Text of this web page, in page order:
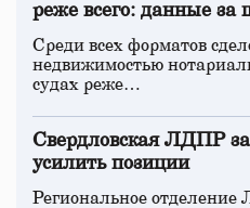
реже всего: данные за
Среди всех форматов
недвижимостью
судах реже…
Свердловская ЛДПР
усилить позиции
Региональное